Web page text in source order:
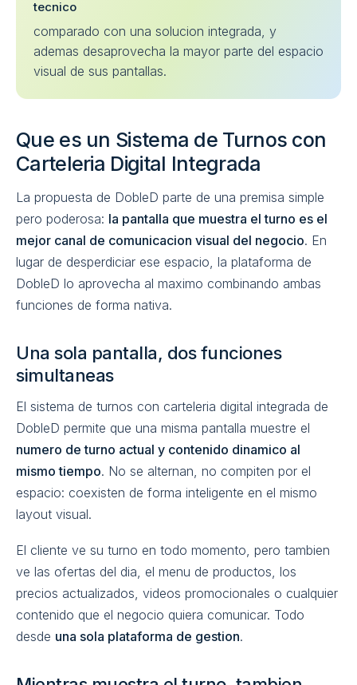
tecnico
comparado con una solucion integrada, y
ademas desaprovecha la mayor parte del espacio
visual de sus pantallas.
Que es un Sistema de Turnos con
Carteleria Digital Integrada
La propuesta de DobleD parte de una premisa simple
pero poderosa: la pantalla que muestra el turno es el
mejor canal de comunicacion visual del negocio. En
lugar de desperdiciar ese espacio, la plataforma de
DobleD lo aprovecha al maximo combinando ambas
funciones de forma nativa.
Una sola pantalla, dos funciones
simultaneas
El sistema de turnos con carteleria digital integrada de
DobleD permite que una misma pantalla muestre el
numero de turno actual y contenido dinamico al
mismo tiempo. No se alternan, no compiten por el
espacio: coexisten de forma inteligente en el mismo
layout visual.
El cliente ve su turno en todo momento, pero tambien
ve las ofertas del dia, el menu de productos, los
precios actualizados, videos promocionales o cualquier
contenido que el negocio quiera comunicar. Todo
desde una sola plataforma de gestion.